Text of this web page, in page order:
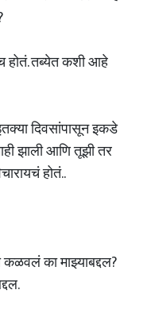
होतं. तब्येत कशी आहे
दिवसांपासून इकडे
झाली आणि तूझी तर
होतं..
का माझ्याबद्दल?